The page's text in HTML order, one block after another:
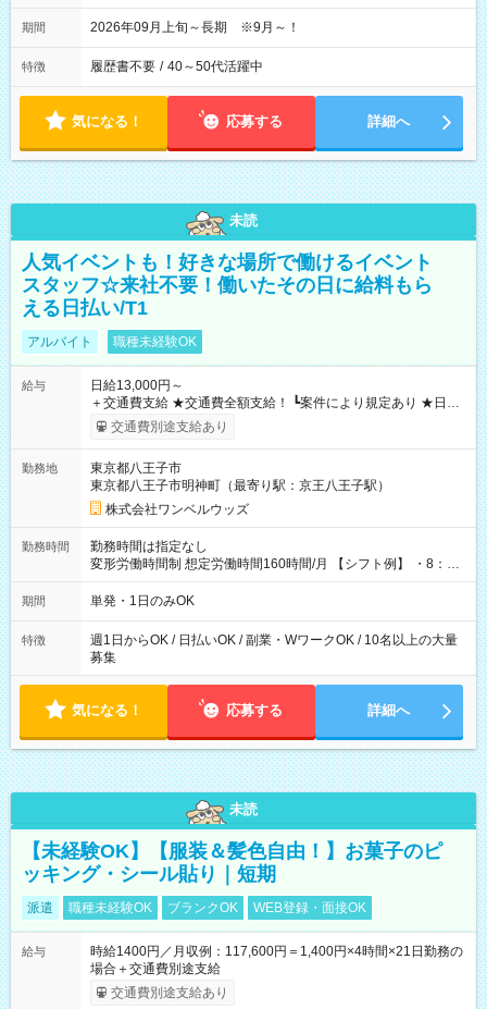
期間 2026年09月上旬～長期 ※9月～！
特徴 履歴書不要 / 40～50代活躍中
気になる！ 応募する 詳細へ
未読
人気イベントも！好きな場所で働けるイベント
スタッフ☆来社不要！働いたその日に給料もら
える日払い/T1
アルバイト 職種未経験OK
給与
日給13,000円～
＋交通費支給 ★交通費全額支給！ ┗案件により規定あり ★日払
いOK！（規定あり） ┗働いたその日に現金GET♪ お仕事後はコ
ンビニATMから 日払い分を引き落とせます！ 【試用期間】試
交通費別途支給あり
勤務地
東京都八王子市
東京都八王子市明神町（最寄り駅：京王八王子駅）
株式会社ワンベルウッズ
勤務時間
勤務時間は指定なし
変形労働時間制 想定労働時間160時間/月 【シフト例】 ・8：00
～21：00
期間 単発・1日のみOK
特徴
週1日からOK / 日払いOK / 副業・WワークOK / 10名以上の大量
募集
気になる！ 応募する 詳細へ
未読
【未経験OK】【服装＆髪色自由！】お菓子のピ
ッキング・シール貼り｜短期
派遣 職種未経験OK ブランクOK WEB登録・面接OK
給与
時給1400円／月収例：117,600円＝1,400円×4時間×21日勤務の
場合＋交通費別途支給
交通費別途支給あり